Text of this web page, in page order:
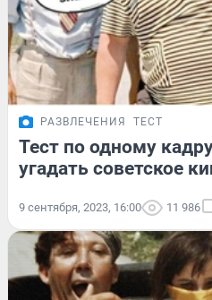
РАЗВЛЕЧЕНИЯ ТЕСТ
Тест по одному
угадать советское
9 сентября, 2023, 16:00 11 986